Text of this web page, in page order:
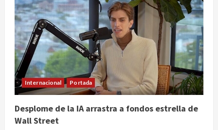
Internacional Portada
Desplome de la IA arrastra a fondos estrella de
Wall Street